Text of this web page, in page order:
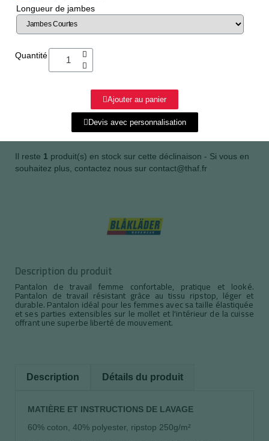
Longueur de jambes
Quantité
Ajouter au panier
Devis avec personnalisation
Il reste 1 produit(s) en stock sur cette déclinaison - Si vous en
souhaitez plus, contactez nous sur contact@thaf.fr
Description du produit
Pantalon de travail femme confortable, pratique et looké.
Pantalon de travail résistant grâce au tissu ripstop, léger et
durable. Pantalon idéal pour les femmes avec sa taille élastiquée
et ses parties extensibles sur le mollet et l'intérieur de la cuisse
offrant une superbe liberté de mouvement.
Description Détails du produit
MATIÈRE ET INSTRUCTIONS DE LAVAGE
60% coton, 40% polyester, ripstop 250g/m²